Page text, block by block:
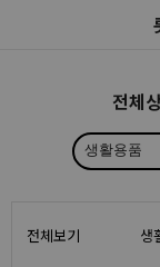
전체
전체보기 생